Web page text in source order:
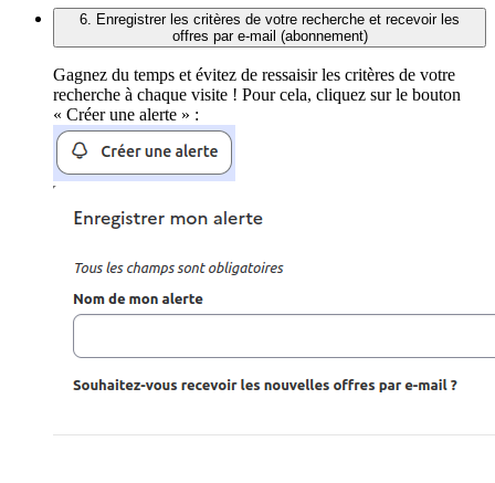
6. Enregistrer les critères de votre recherche et recevoir les
offres par e-mail (abonnement)
Gagnez du temps et évitez de ressaisir les critères de votre
recherche à chaque visite ! Pour cela, cliquez sur le bouton
« Créer une alerte » :